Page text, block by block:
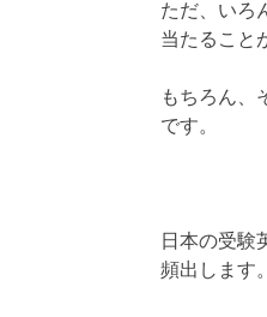
ただ、いろ
当たること
もちろん、
です。
日本の受験
頻出します。